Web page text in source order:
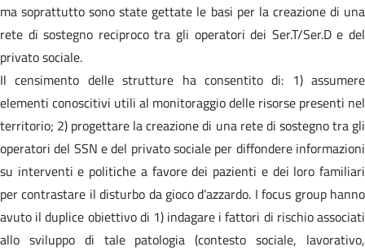
ma soprattutto sono state gettate le basi per la creazione di una
rete di sostegno reciproco tra gli operatori dei Ser.T/Ser.D e del
privato sociale.
Il censimento delle strutture ha consentito di: 1) assumere
elementi conoscitivi utili al monitoraggio delle risorse presenti nel
territorio; 2) progettare la creazione di una rete di sostegno tra gli
operatori del SSN e del privato sociale per diffondere informazioni
su interventi e politiche a favore dei pazienti e dei loro familiari
per contrastare il disturbo da gioco d’azzardo. I focus group hanno
avuto il duplice obiettivo di 1) indagare i fattori di rischio associati
allo sviluppo di tale patologia (contesto sociale, lavorativo,